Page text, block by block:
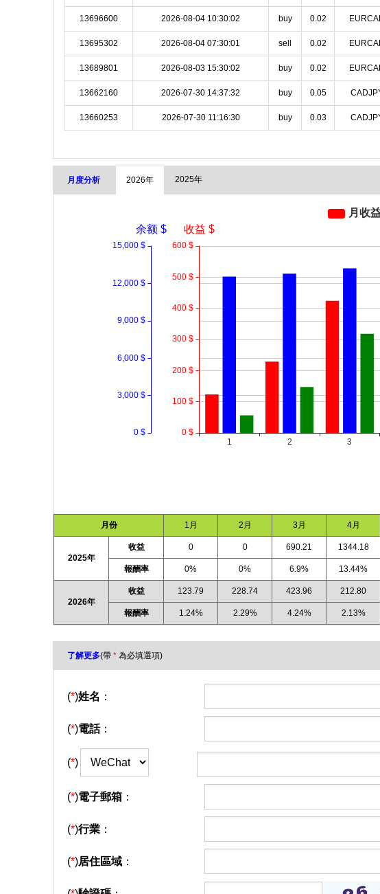
13696600 2026-08-04 10:30:02 buy 0.02
13695302 2026-08-04 07:30:01 sell 0.02
13689801 2026-08-03 15:30:02 buy 0.02
13662160 2026-07-30 14:37:32 buy 0.05
13660253 2026-07-30 11:16:30 buy 0.03
月度分析 2026年 2025年
月份 1月 2月 3月 4月
2025年
收益 0 0 690.21 1344.18
報酬率 0% 0% 6.9% 13.44%
2026年
收益 123.79 228.74 423.96 212.80
報酬率 1.24% 2.29% 4.24% 2.13%
了解更多(帶 * 為必填選項)
(*)姓名 ：
(*)電話：
(*)
(*)電子郵箱 ：
(*)行業 ：
(*)居住區域 ：